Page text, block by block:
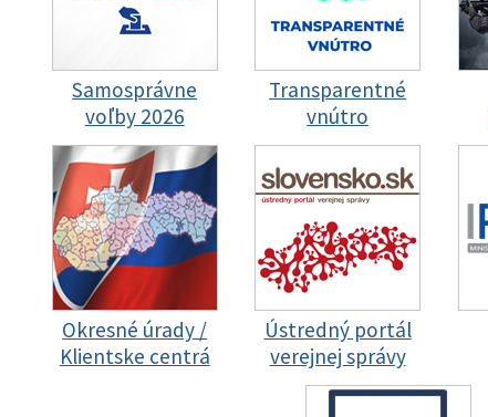
Samosprávne
voľby 2026
Transparentné
vnútro
Okresné úrady /
Klientske centrá
Ústredný portál
verejnej správy